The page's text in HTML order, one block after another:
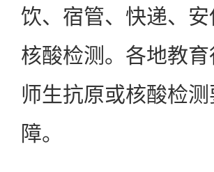
饮、宿管、快递、
核酸检测。各地教
师生抗原或核酸检
障。